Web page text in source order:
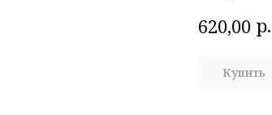
620,00 р.
Купить